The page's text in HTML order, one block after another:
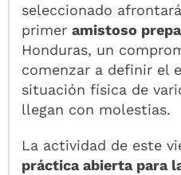
seleccionado
primeramistoso
Honduras, un
comenzar a definir el
situación física de
llegan con molestias.
La actividad de este
práctica abierta para